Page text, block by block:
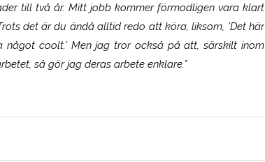
till två år. Mitt jobb kommer förmodligen vara klart
det är du ändå alltid redo att köra, liksom, ’Det här
något coolt.’ Men jag tror också på att, särskilt inom
så gör jag deras arbete enklare.”